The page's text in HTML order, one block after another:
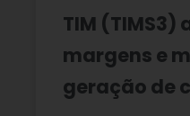
TIM (TIMS3)
margens e
geração de